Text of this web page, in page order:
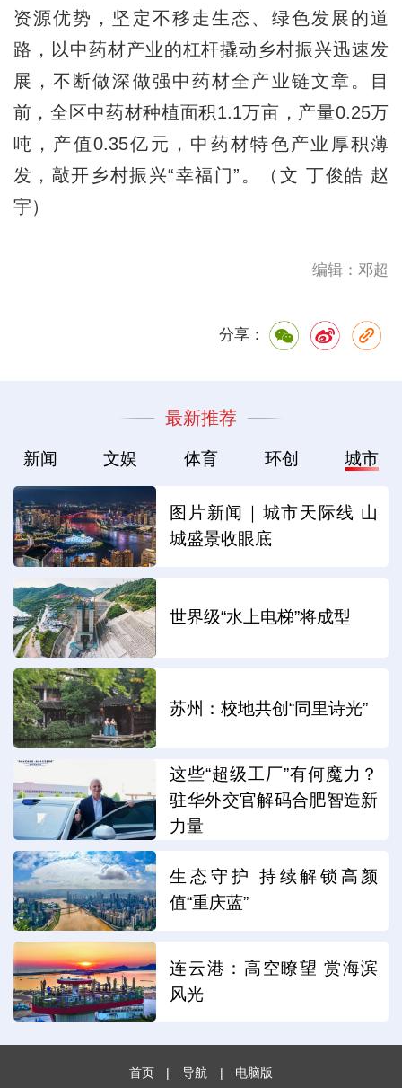
资源优势，坚定不移走生态、绿色发展的道
路，以中药材产业的杠杆撬动乡村振兴迅速发
展，不断做深做强中药材全产业链文章。目
前，全区中药材种植面积1.1万亩，产量0.25万
吨，产值0.35亿元，中药材特色产业厚积薄
发，敲开乡村振兴“幸福门”。（文 丁俊皓 赵
宇）
编辑：邓超
分享：
最新推荐
新闻 文娱 体育 环创 城市
图片新闻｜城市天际线 山
城盛景收眼底
世界级“水上电梯”将成型
苏州：校地共创“同里诗光”
这些“超级工厂”有何魔力？
驻华外交官解码合肥智造新
力量
生态守护 持续解锁高颜
值“重庆蓝”
连云港：高空瞭望 赏海滨
风光
首页 | 导航 | 电脑版